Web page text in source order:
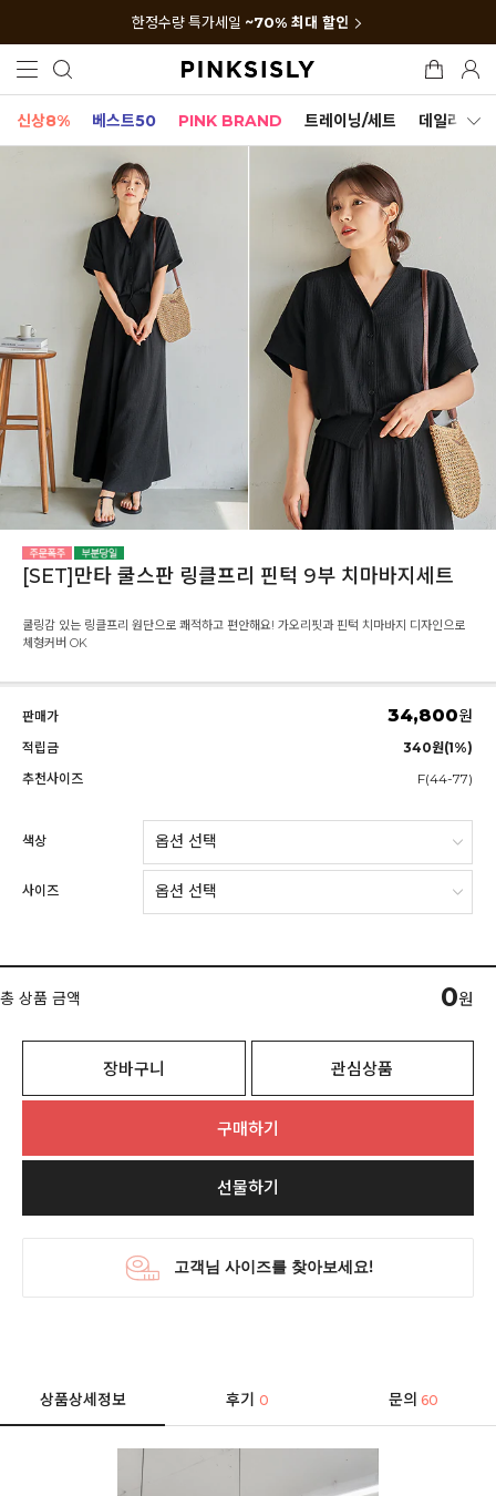
한정수량 특가세일 ~70% 최대 할인
신상8% 베스트50 PINK BRAND 트레이닝/세트 데일리세트
[SET]만타 쿨스판 링클프리 핀턱 9부 치마바지세트
쿨링감 있는 링클프리 원단으로 쾌적하고 편안해요! 가오리핏과 핀턱 치마바지 디자인으로
체형커버 OK
판매가 34,800원
적립금
340원(1%)
추천사이즈
F(44-77)
색상
사이즈
총 상품 금액 0원
장바구니 관심상품
구매하기
선물하기
상품상세정보 후기0 문의 60